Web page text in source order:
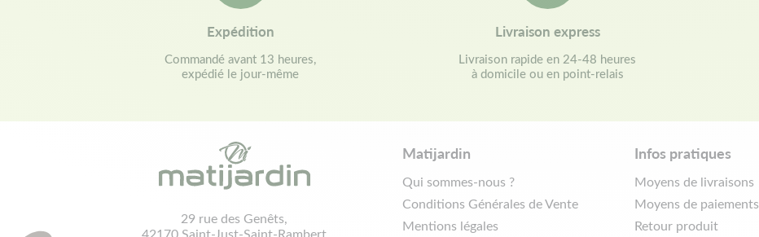
Expédition
Commandé avant 13 heures,
expédié le jour-même
Livraison express
Livraison rapide en 24-48 heures
à domicile ou en point-relais
29 rue des Genêts,
42170 Saint-Just-Saint-Rambert
Matijardin
Qui sommes-nous ?
Conditions Générales de Vente
Mentions légales
Infos pratiques
Moyens de livraisons
Moyens de paiements
Retour produit